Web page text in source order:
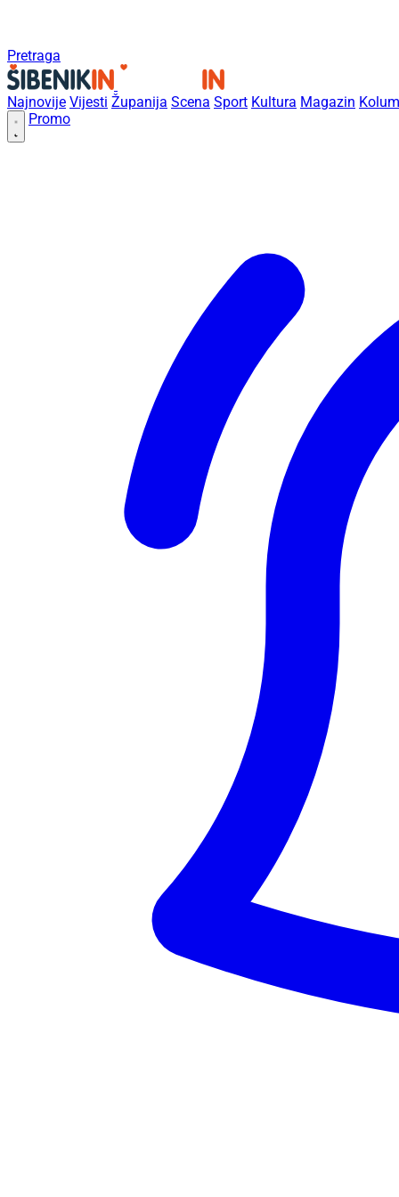
Pretraga
Najnovije Vijesti Županija Scena Sport Kultura Magazin
Promo